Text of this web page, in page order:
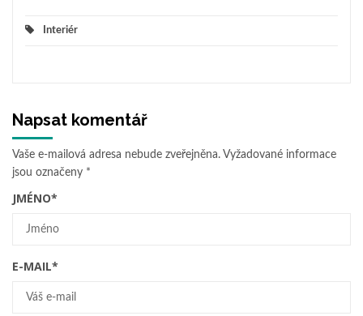
Interiér
Napsat komentář
Vaše e-mailová adresa nebude zveřejněna. Vyžadované informace
jsou označeny *
JMÉNO*
E-MAIL*